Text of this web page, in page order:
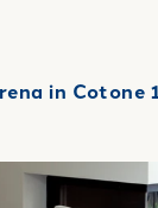
in Cotone
Moderno in